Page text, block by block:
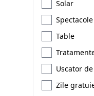
Solar
Spectacole
Table
Uscator
Zile